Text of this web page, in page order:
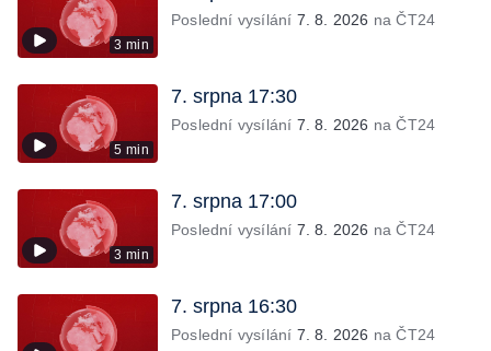
3 min
Poslední vysílání 7. 8. 2026 na ČT24
5 min
7. srpna 17:30
Poslední vysílání 7. 8. 2026 na ČT24
3 min
7. srpna 17:00
Poslední vysílání 7. 8. 2026 na ČT24
7. srpna 16:30
Poslední vysílání 7. 8. 2026 na ČT24